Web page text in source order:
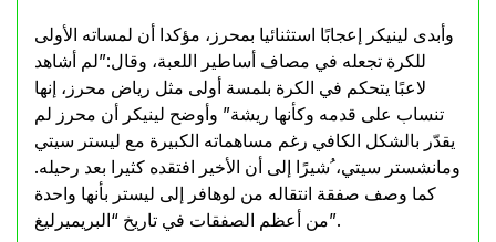
وأبدى لينيكر إعجابًا استثنائيا بمحرز، مؤكدا أن لمساته الأولى
للكرة تجعله في مصاف أساطير اللعبة، وقال:”لم أشاهد
لاعبًا يتحكم في الكرة بلمسة أولى مثل رياض محرز، إنها
تنساب على قدمه وكأنها ريشة” وأوضح لينيكر أن محرز لم
يقدّر بالشكل الكافي رغم مساهماته الكبيرة مع ليستر سيتي
ومانشستر سيتي، ُشيرًا إلى أن الأخير افتقده كثيرا بعد رحيله.
كما وصف صفقة انتقاله من لوهافر إلى ليستر بأنها واحدة
من أعظم الصفقات في تاريخ “البريميرليغ”.